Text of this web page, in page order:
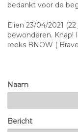
bedankt voor de
Elien 23/04/2021
bewonderen. Knap!
reeks BNOW (
Naam
Bericht